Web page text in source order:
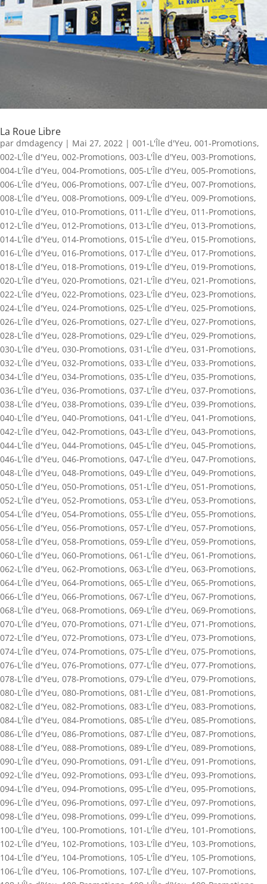
La Roue Libre
par dmdagency | Mai 27, 2022 | 001-L'Île d'Yeu, 001-Promotions,
002-L'Île d'Yeu, 002-Promotions, 003-L'Île d'Yeu, 003-Promotions,
004-L'Île d'Yeu, 004-Promotions, 005-L'Île d'Yeu, 005-Promotions,
006-L'Île d'Yeu, 006-Promotions, 007-L'Île d'Yeu, 007-Promotions,
008-L'Île d'Yeu, 008-Promotions, 009-L'Île d'Yeu, 009-Promotions,
010-L'Île d'Yeu, 010-Promotions, 011-L'Île d'Yeu, 011-Promotions,
012-L'Île d'Yeu, 012-Promotions, 013-L'Île d'Yeu, 013-Promotions,
014-L'Île d'Yeu, 014-Promotions, 015-L'Île d'Yeu, 015-Promotions,
016-L'Île d'Yeu, 016-Promotions, 017-L'Île d'Yeu, 017-Promotions,
018-L'Île d'Yeu, 018-Promotions, 019-L'Île d'Yeu, 019-Promotions,
020-L'Île d'Yeu, 020-Promotions, 021-L'Île d'Yeu, 021-Promotions,
022-L'Île d'Yeu, 022-Promotions, 023-L'Île d'Yeu, 023-Promotions,
024-L'Île d'Yeu, 024-Promotions, 025-L'Île d'Yeu, 025-Promotions,
026-L'Île d'Yeu, 026-Promotions, 027-L'Île d'Yeu, 027-Promotions,
028-L'Île d'Yeu, 028-Promotions, 029-L'Île d'Yeu, 029-Promotions,
030-L'Île d'Yeu, 030-Promotions, 031-L'Île d'Yeu, 031-Promotions,
032-L'Île d'Yeu, 032-Promotions, 033-L'Île d'Yeu, 033-Promotions,
034-L'Île d'Yeu, 034-Promotions, 035-L'Île d'Yeu, 035-Promotions,
036-L'Île d'Yeu, 036-Promotions, 037-L'Île d'Yeu, 037-Promotions,
038-L'Île d'Yeu, 038-Promotions, 039-L'Île d'Yeu, 039-Promotions,
040-L'Île d'Yeu, 040-Promotions, 041-L'Île d'Yeu, 041-Promotions,
042-L'Île d'Yeu, 042-Promotions, 043-L'Île d'Yeu, 043-Promotions,
044-L'Île d'Yeu, 044-Promotions, 045-L'Île d'Yeu, 045-Promotions,
046-L'Île d'Yeu, 046-Promotions, 047-L'Île d'Yeu, 047-Promotions,
048-L'Île d'Yeu, 048-Promotions, 049-L'Île d'Yeu, 049-Promotions,
050-L'Île d'Yeu, 050-Promotions, 051-L'Île d'Yeu, 051-Promotions,
052-L'Île d'Yeu, 052-Promotions, 053-L'Île d'Yeu, 053-Promotions,
054-L'Île d'Yeu, 054-Promotions, 055-L'Île d'Yeu, 055-Promotions,
056-L'Île d'Yeu, 056-Promotions, 057-L'Île d'Yeu, 057-Promotions,
058-L'Île d'Yeu, 058-Promotions, 059-L'Île d'Yeu, 059-Promotions,
060-L'Île d'Yeu, 060-Promotions, 061-L'Île d'Yeu, 061-Promotions,
062-L'Île d'Yeu, 062-Promotions, 063-L'Île d'Yeu, 063-Promotions,
064-L'Île d'Yeu, 064-Promotions, 065-L'Île d'Yeu, 065-Promotions,
066-L'Île d'Yeu, 066-Promotions, 067-L'Île d'Yeu, 067-Promotions,
068-L'Île d'Yeu, 068-Promotions, 069-L'Île d'Yeu, 069-Promotions,
070-L'Île d'Yeu, 070-Promotions, 071-L'Île d'Yeu, 071-Promotions,
072-L'Île d'Yeu, 072-Promotions, 073-L'Île d'Yeu, 073-Promotions,
074-L'Île d'Yeu, 074-Promotions, 075-L'Île d'Yeu, 075-Promotions,
076-L'Île d'Yeu, 076-Promotions, 077-L'Île d'Yeu, 077-Promotions,
078-L'Île d'Yeu, 078-Promotions, 079-L'Île d'Yeu, 079-Promotions,
080-L'Île d'Yeu, 080-Promotions, 081-L'Île d'Yeu, 081-Promotions,
082-L'Île d'Yeu, 082-Promotions, 083-L'Île d'Yeu, 083-Promotions,
084-L'Île d'Yeu, 084-Promotions, 085-L'Île d'Yeu, 085-Promotions,
086-L'Île d'Yeu, 086-Promotions, 087-L'Île d'Yeu, 087-Promotions,
088-L'Île d'Yeu, 088-Promotions, 089-L'Île d'Yeu, 089-Promotions,
090-L'Île d'Yeu, 090-Promotions, 091-L'Île d'Yeu, 091-Promotions,
092-L'Île d'Yeu, 092-Promotions, 093-L'Île d'Yeu, 093-Promotions,
094-L'Île d'Yeu, 094-Promotions, 095-L'Île d'Yeu, 095-Promotions,
096-L'Île d'Yeu, 096-Promotions, 097-L'Île d'Yeu, 097-Promotions,
098-L'Île d'Yeu, 098-Promotions, 099-L'Île d'Yeu, 099-Promotions,
100-L'Île d'Yeu, 100-Promotions, 101-L'Île d'Yeu, 101-Promotions,
102-L'Île d'Yeu, 102-Promotions, 103-L'Île d'Yeu, 103-Promotions,
104-L'Île d'Yeu, 104-Promotions, 105-L'Île d'Yeu, 105-Promotions,
106-L'Île d'Yeu, 106-Promotions, 107-L'Île d'Yeu, 107-Promotions,